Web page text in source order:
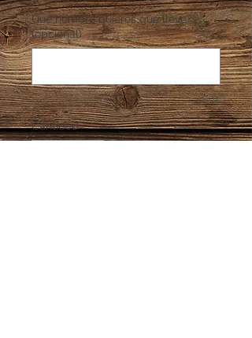
Qué nombre quieres que lleve?
(opcional)
0/11
Cantidad *